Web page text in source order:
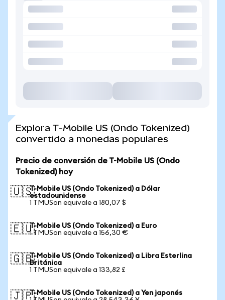
Explora T-Mobile US (Ondo Tokenized)
convertido a monedas populares
Precio de conversión de T-Mobile US (Ondo
Tokenized) hoy
🇺🇸T-Mobile US (Ondo Tokenized) a Dólar
estadounidense
1 TMUSon equivale a 180,07 $
🇪🇺T-Mobile US (Ondo Tokenized) a Euro
1 TMUSon equivale a 156,30 €
🇬🇧T-Mobile US (Ondo Tokenized) a Libra Esterlina
Británica
1 TMUSon equivale a 133,82 £
🇯🇵T-Mobile US (Ondo Tokenized) a Yen japonés